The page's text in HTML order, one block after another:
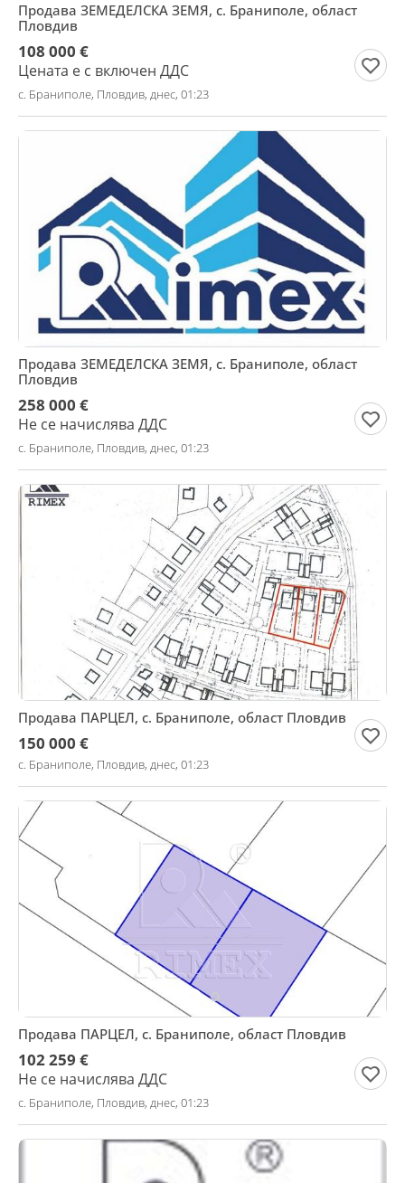
Продава ЗЕМЕДЕЛСКА ЗЕМЯ, с. Браниполе, област
Пловдив
108 000 €
Цената е с включен ДДС
с. Браниполе, Пловдив, днес, 01:23
Продава ЗЕМЕДЕЛСКА ЗЕМЯ, с. Браниполе, област
Пловдив
258 000 €
Не се начислява ДДС
с. Браниполе, Пловдив, днес, 01:23
Продава ПАРЦЕЛ, с. Браниполе, област Пловдив
150 000 €
с. Браниполе, Пловдив, днес, 01:23
Продава ПАРЦЕЛ, с. Браниполе, област Пловдив
102 259 €
Не се начислява ДДС
с. Браниполе, Пловдив, днес, 01:23